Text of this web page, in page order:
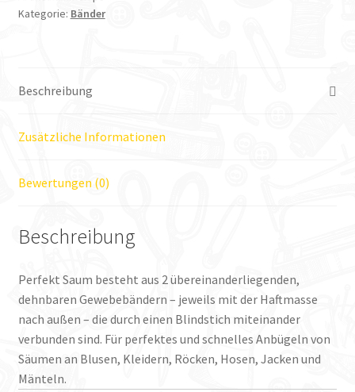
Kategorie: Bänder
Beschreibung
Zusätzliche Informationen
Bewertungen (0)
Beschreibung
Perfekt Saum besteht aus 2 übereinanderliegenden,
dehnbaren Gewebebändern – jeweils mit der Haftmasse
nach außen – die durch einen Blindstich miteinander
verbunden sind. Für perfektes und schnelles Anbügeln von
Säumen an Blusen, Kleidern, Röcken, Hosen, Jacken und
Mänteln.